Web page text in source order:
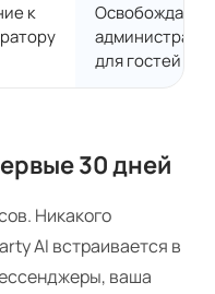
к
Освобождает
для гостей
30 дней
Никакого
AI встраивается в
ваша